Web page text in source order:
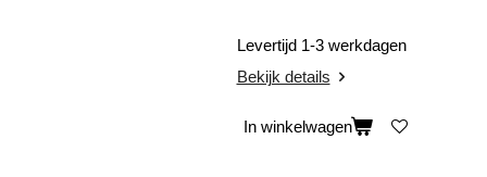
Levertijd 1-3 werkdagen
Bekijk details
In winkelwagen